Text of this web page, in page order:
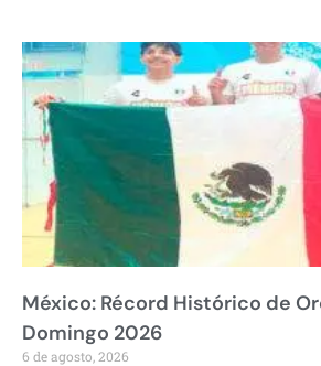
México: Récord Histórico de
Domingo 2026
6 de agosto, 2026